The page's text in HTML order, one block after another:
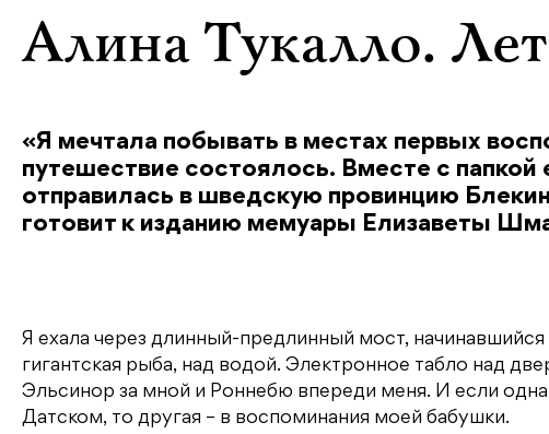
Алина Тукалло.
«Я мечтала побывать в местах первых
путешествие состоялось. Вместе с
отправилась в шведскую провинцию
готовит к изданию мемуары Елизаветы
Я ехала через длинный-предлинный мост,
гигантская рыба, над водой. Электронное табло над
Эльсинор за мной и Роннебю впереди меня. И если
Датском, то другая – в воспоминания моей бабушки.